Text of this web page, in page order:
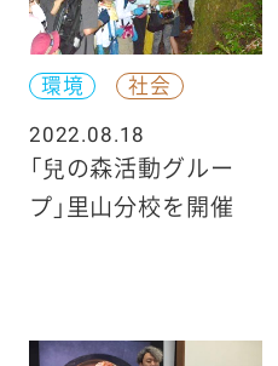
環境
社会
2022.08.18
「兒の森活動グルー
プ」里山分校を開催